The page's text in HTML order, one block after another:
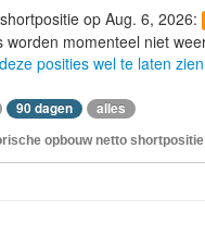
op Aug. 6, 2026:
worden momenteel niet
posities wel te laten zien
90 dagen alles
opbouw netto